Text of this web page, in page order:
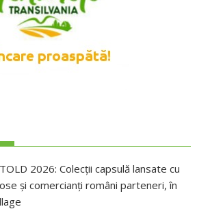
2026: Colecții capsulă lansate cu
și comercianți români parteneri, în